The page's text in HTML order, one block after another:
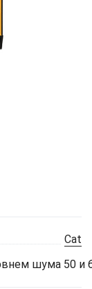
Cat
шума 50 и